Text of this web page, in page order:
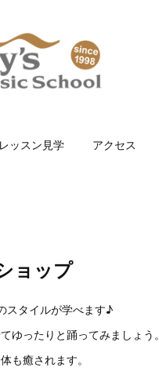
ッスン見学 アクセス
ョップ
スタイルが学べます♪
ゆったりと踊ってみましょう。
も癒されます。